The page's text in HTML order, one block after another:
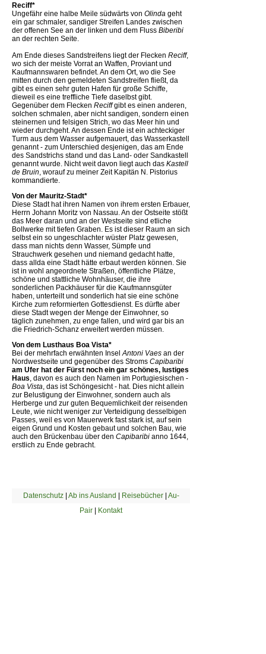
Reciff*
Ungefähr eine halbe Meile südwärts von Olinda geht
ein gar schmaler, sandiger Streifen Landes zwischen
der offenen See an der linken und dem Fluss Biberibi
an der rechten Seite.
Am Ende dieses Sandstreifens liegt der Flecken Reciff,
wo sich der meiste Vorrat an Waffen, Proviant und
Kaufmannswaren befindet. An dem Ort, wo die See
mitten durch den gemeldeten Sandstreifen fließt, da
gibt es einen sehr guten Hafen für große Schiffe,
dieweil es eine treffliche Tiefe daselbst gibt.
Gegenüber dem Flecken Reciffgibt es einen anderen,
solchen schmalen, aber nicht sandigen, sondern einen
steinernen und felsigen Strich, wo das Meer hin und
wieder durchgeht. An dessen Ende ist ein achteckiger
Turm aus dem Wasser aufgemauert, das Wasserkastell
genannt - zum Unterschied desjenigen, das am Ende
des Sandstrichs stand und das Land- oder Sandkastell
genannt wurde. Nicht weit davon liegt auch das Kastell
de Bruin , worauf zu meiner Zeit Kapitän N. Pistorius
kommandierte.
Von der Mauritz-Stadt*
Diese Stadt hat ihren Namen von ihrem ersten Erbauer,
Herrn Johann Moritz von Nassau. An der Ostseite stößt
das Meer daran und an der Westseite sind etliche
Bollwerke mit tiefen Graben. Es ist dieser Raum an sich
selbst ein so ungeschlachter wüster Platz gewesen,
dass man nichts denn Wasser, Sümpfe und
Strauchwerk gesehen und niemand gedacht hatte,
dass allda eine Stadt hätte erbaut werden können. Sie
ist in wohl angeordnete Straßen, öffentliche Plätze,
schöne und stattliche Wohnhäuser, die ihre
sonderlichen Packhäuser für die Kaufmannsgüter
haben, unterteilt und sonderlich hat sie eine schöne
Kirche zum reformierten Gottesdienst. Es dürfte aber
diese Stadt wegen der Menge der Einwohner, so
täglich zunehmen, zu enge fallen, und wird gar bis an
die Friedrich-Schanz erweitert werden müssen.
Von dem Lusthaus Boa Vista*
Bei der mehrfach erwähnten Insel Antoni Vaes an der
Nordwestseite und gegenüber des Stroms Capibaribi
am Ufer hat der Fürst noch ein gar schönes, lustiges
Haus , davon es auch den Namen im Portugiesischen -
Boa Vista , das ist Schöngesicht - hat. Dies nicht allein
zur Belustigung der Einwohner, sondern auch als
Herberge und zur guten Bequemlichkeit der reisenden
Leute, wie nicht weniger zur Verteidigung desselbigen
Passes, weil es von Mauerwerk fast stark ist, auf sein
eigen Grund und Kosten gebaut und solchen Bau, wie
auch den Brückenbau über den Capibaribi anno 1644,
erstlich zu Ende gebracht.
Datenschutz| Ab ins Ausland | Reisebücher| Au-
Pair | Kontakt